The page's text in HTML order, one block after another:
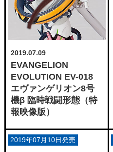
2019.07.09
EVANGELION
EVOLUTION EV-018
エヴァンゲリオン8号
機β 臨時戦闘形態（特
報映像版）
2019年07月10日発売